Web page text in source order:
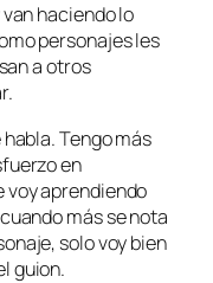
haciendo lo
personajes les
a otros
Tengo más
en
voy aprendiendo
más se nota
solo voy bien
guion.